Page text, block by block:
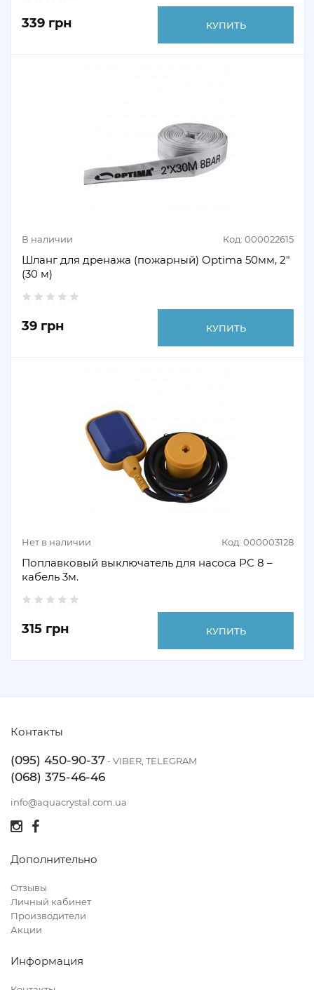
339 грн КУПИТЬ
В наличии Код: 000022615
Шланг для дренажа (пожарный) Optima 50мм, 2″
(30 м)
39 грн КУПИТЬ
Нет в наличии Код: 000003128
Поплавковый выключатель для насоса РС 8 –
кабель 3м.
315 грн КУПИТЬ
Контакты
(095) 450-90-37- VIBER, TELEGRAM
(068) 375-46-46
info@aquacrystal.com.ua
Дополнительно
Отзывы
Личный кабинет
Производители
Акции
Информация